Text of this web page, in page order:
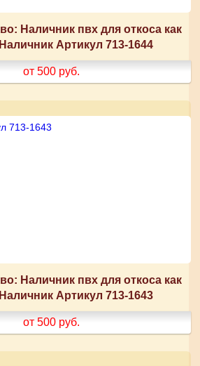
Наличник пвх для откоса как
Артикул 713-1644
от 500 руб.
Наличник пвх для откоса как
Артикул 713-1643
от 500 руб.